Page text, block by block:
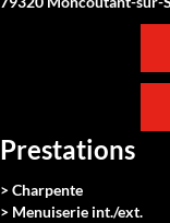
Prestations
> Charpente
> Menuiserie int./ext.